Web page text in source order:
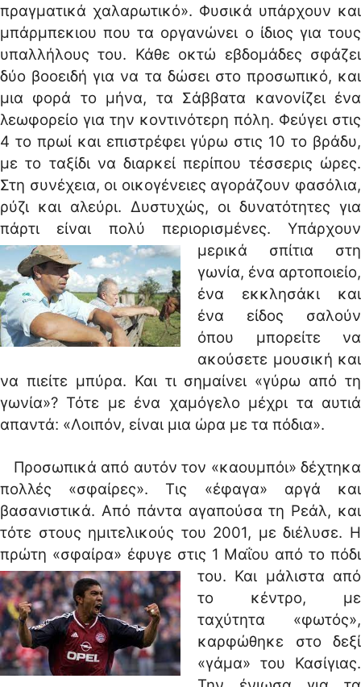
πραγματικά χαλαρωτικό». Φυσικά υπάρχουν και
μπάρμπεκιου που τα οργανώνει ο ίδιος για τους
υπαλλήλους του. Κάθε οκτώ εβδομάδες σφάζει
δύο βοοειδή για να τα δώσει στο προσωπικό, και
μια φορά το μήνα, τα Σάββατα κανονίζει ένα
λεωφορείο για την κοντινότερη πόλη. Φεύγει στις
4 το πρωί και επιστρέφει γύρω στις 10 το βράδυ,
με το ταξίδι να διαρκεί περίπου τέσσερις ώρες.
Στη συνέχεια, οι οικογένειες αγοράζουν φασόλια,
ρύζι και αλεύρι. Δυστυχώς, οι δυνατότητες για
πάρτι είναι πολύ περιορισμένες. Υπάρχουν
μερικά σπίτια στη
γωνία, ένα αρτοποιείο,
ένα εκκλησάκι και
ένα είδος σαλούν
όπου μπορείτε να
ακούσετε μουσική και
να πιείτε μπύρα. Και τι σημαίνει «γύρω από τη
γωνία»? Τότε με ένα χαμόγελο μέχρι τα αυτιά
απαντά׃ «Λοιπόν, είναι μια ώρα με τα πόδια».
Προσωπικά από αυτόν τον «καουμπόι» δέχτηκα
πολλές «σφαίρες». Τις «έφαγα» αργά και
βασανιστικά. Από πάντα αγαπούσα τη Ρεάλ, και
τότε στους ημιτελικούς του 2001, με διέλυσε. Η
πρώτη «σφαίρα» έφυγε στις 1 Μαΐου από το πόδι
του. Και μάλιστα από
το κέντρο, με
ταχύτητα «φωτός»,
καρφώθηκε στο δεξί
«γάμα» του Κασίγιας.